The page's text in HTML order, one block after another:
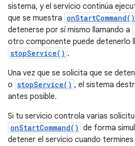
sistema, y el servicio continúa
que se muestra onStartCommand()
detenerse por sí mismo llamando a
otro componente puede detenerlo
stopService() .
Una vez que se solicita que se
o stopService() , el sistema
antes posible.
Si tu servicio controla varias
onStartCommand() de forma
detener el servicio cuando